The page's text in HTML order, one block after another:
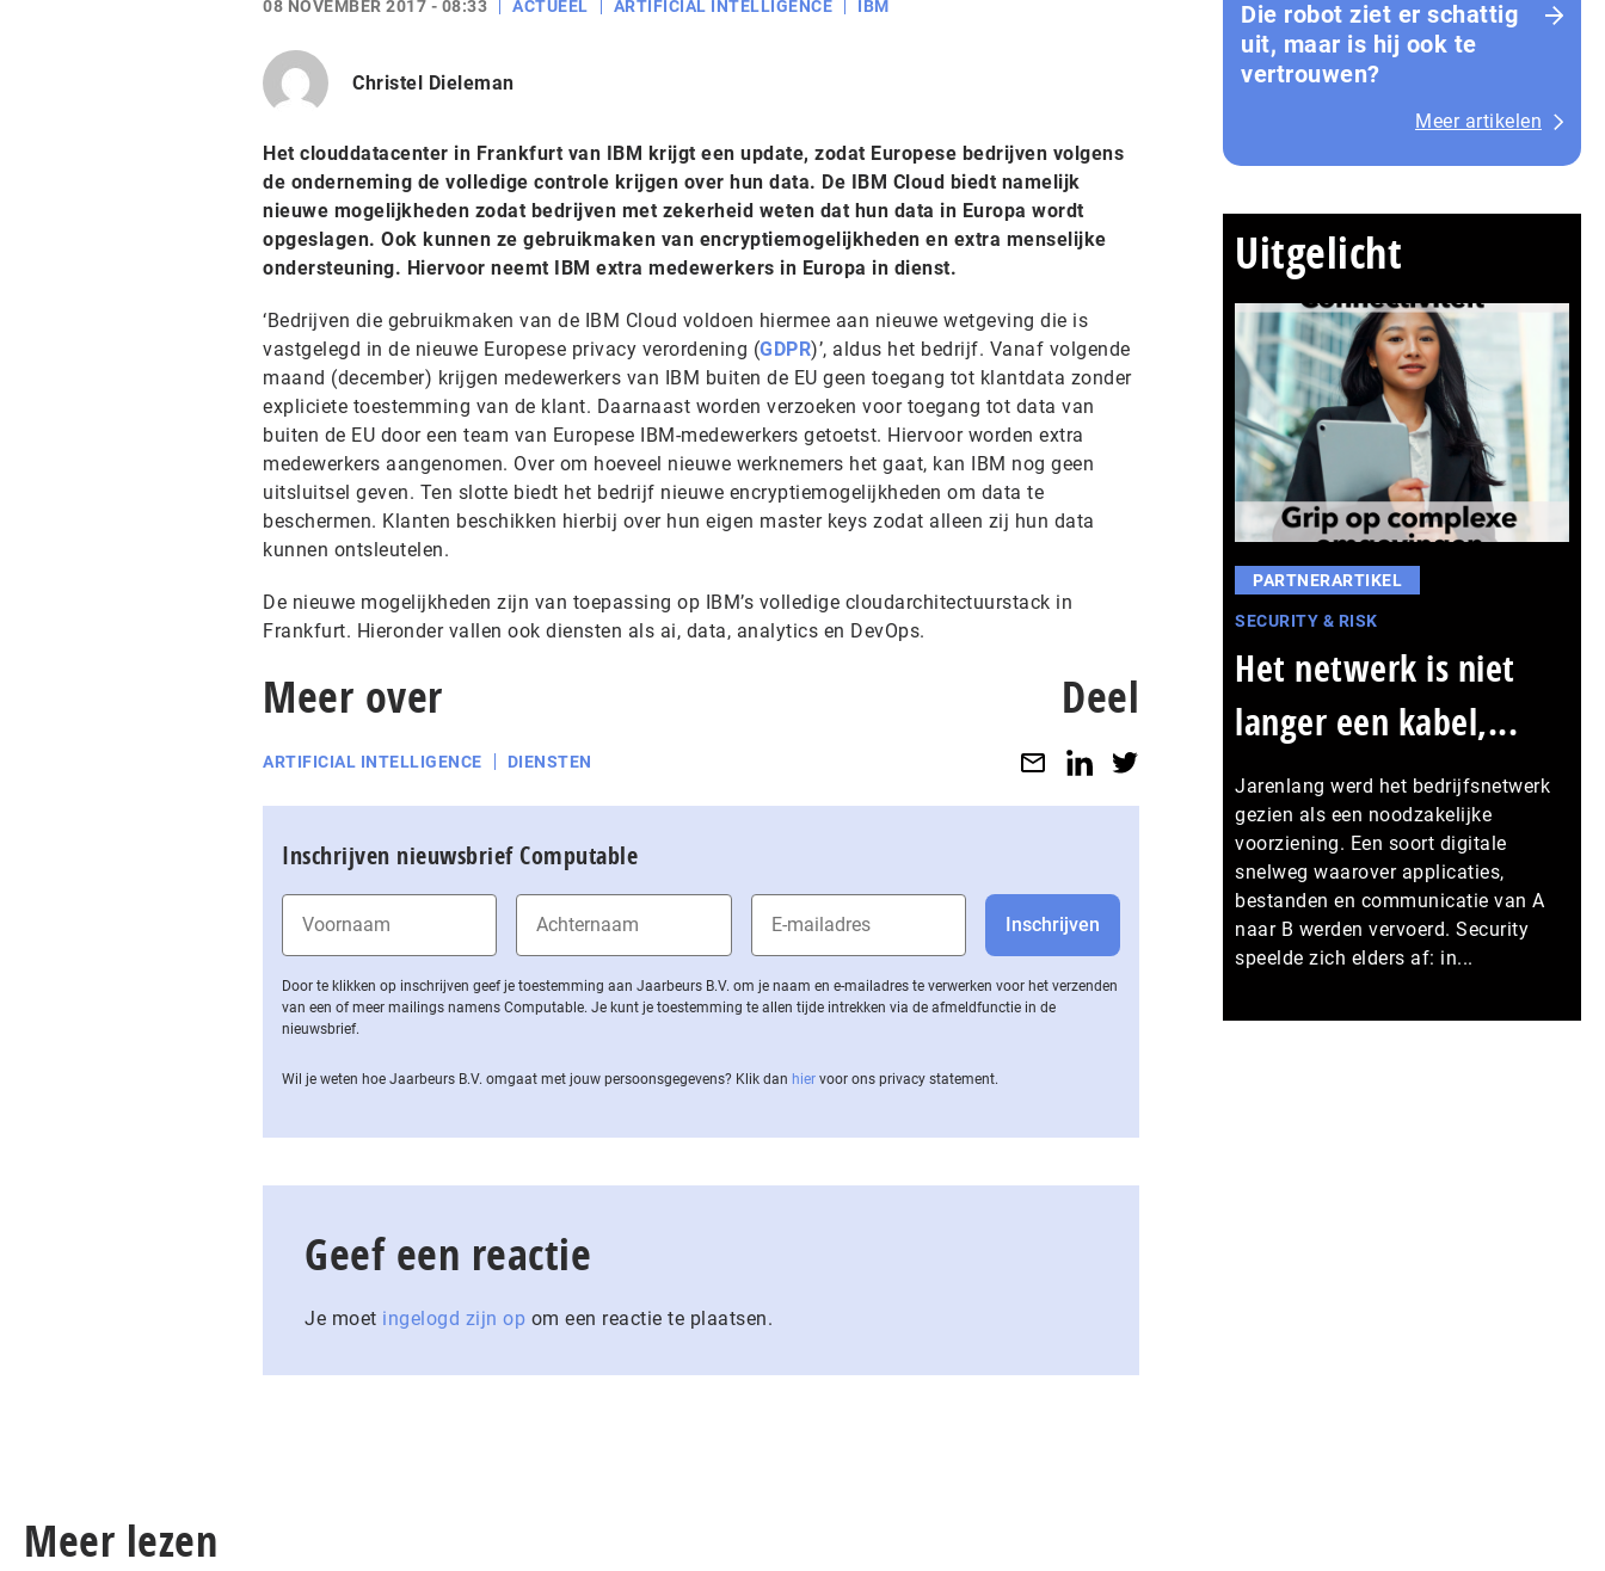
08 NOVEMBER 2017 - 08:33 ACTUEEL ARTIFICIAL INTELLIGENCE IBM
Christel Dieleman
Het clouddatacenter in Frankfurt van IBM krijgt een update, zodat Europese bedrijven volgens
de onderneming de volledige controle krijgen over hun data. De IBM Cloud biedt namelijk
nieuwe mogelijkheden zodat bedrijven met zekerheid weten dat hun data in Europa wordt
opgeslagen. Ook kunnen ze gebruikmaken van encryptiemogelijkheden en extra menselijke
ondersteuning. Hiervoor neemt IBM extra medewerkers in Europa in dienst.
‘Bedrijven die gebruikmaken van de IBM Cloud voldoen hiermee aan nieuwe wetgeving die is
vastgelegd in de nieuwe Europese privacy verordening (GDPR)’, aldus het bedrijf. Vanaf volgende
maand (december) krijgen medewerkers van IBM buiten de EU geen toegang tot klantdata zonder
expliciete toestemming van de klant. Daarnaast worden verzoeken voor toegang tot data van
buiten de EU door een team van Europese IBM-medewerkers getoetst. Hiervoor worden extra
medewerkers aangenomen. Over om hoeveel nieuwe werknemers het gaat, kan IBM nog geen
uitsluitsel geven. Ten slotte biedt het bedrijf nieuwe encryptiemogelijkheden om data te
beschermen. Klanten beschikken hierbij over hun eigen master keys zodat alleen zij hun data
kunnen ontsleutelen.
De nieuwe mogelijkheden zijn van toepassing op IBM’s volledige cloudarchitectuurstack in
Frankfurt. Hieronder vallen ook diensten als ai, data, analytics en DevOps.
Meer over
ARTIFICIAL INTELLIGENCE DIENSTEN
Deel
Inschrijven nieuwsbrief Computable
Door te klikken op inschrijven geef je toestemming aan Jaarbeurs B.V. om je naam en e-mailadres te verwerken voor het verzenden
van een of meer mailings namens Computable. Je kunt je toestemming te allen tijde intrekken via de af­meld­func­tie in de
nieuwsbrief.
Wil je weten hoe Jaarbeurs B.V. omgaat met jouw per­soons­ge­ge­vens? Klik dan hier voor ons privacy statement.
Geef een reactie
Je moet ingelogd zijn op om een reactie te plaatsen.
Die robot ziet er schattig
uit, maar is hij ook te
vertrouwen?
Meer artikelen
Uitgelicht
PARTNERARTIKEL
SECURITY & RISK
Het netwerk is niet
langer een kabel,...
Jarenlang werd het bedrijfsnetwerk
gezien als een noodzakelijke
voorziening. Een soort digitale
snelweg waarover applicaties,
bestanden en communicatie van A
naar B werden vervoerd. Security
speelde zich elders af: in...
Meer lezen